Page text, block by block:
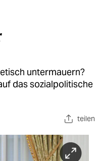
untermauern?
das sozialpolitische
teilen